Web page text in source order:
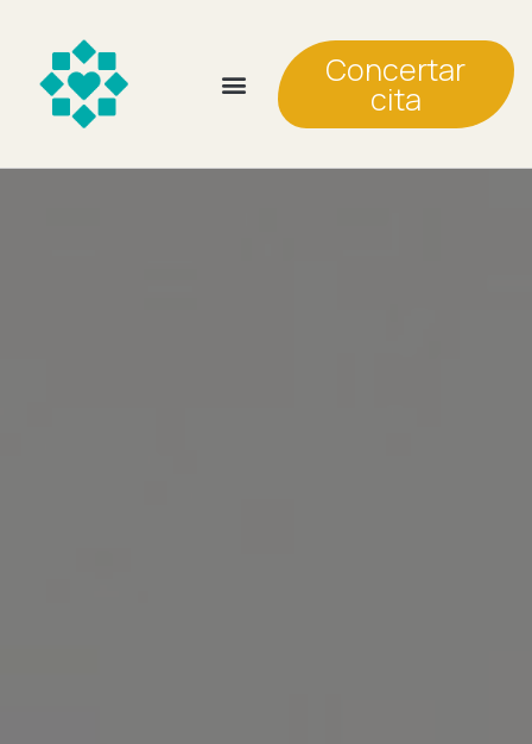
Concertar
cita